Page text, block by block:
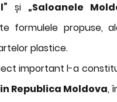
și „Saloanele
formulele propuse,
plastice.
important l-a
Republica Moldova,